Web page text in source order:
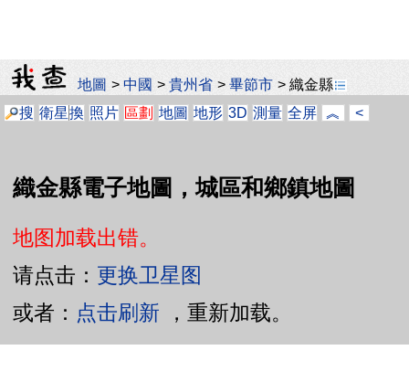
地圖 >中國 >貴州省 >畢節市 >織金縣
搜 衛星換 照片 區劃 地圖 地形 3D 測量 全屏 ︽ <
織金縣電子地圖，城區和鄉鎮地圖
地图加载出错。
请点击： 更换卫星图
或者： 点击刷新 ，重新加载。